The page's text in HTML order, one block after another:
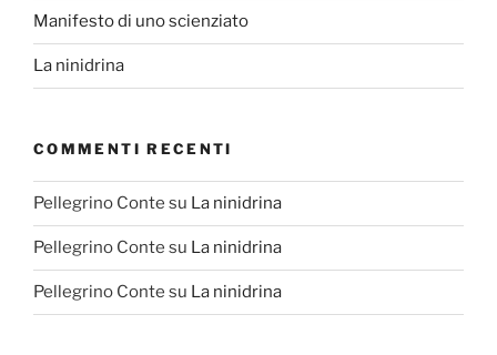
Manifesto di uno scienziato
La ninidrina
COMMENTI RECENTI
Pellegrino Conte su La ninidrina
Pellegrino Conte su La ninidrina
Pellegrino Conte su La ninidrina